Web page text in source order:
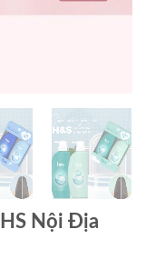
Nội Địa